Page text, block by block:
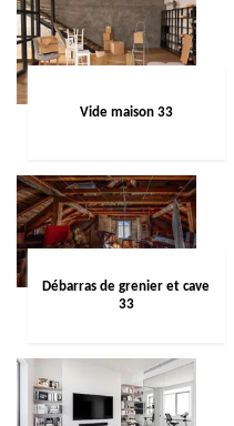
Vide maison 33
Débarras de grenier et cave
33